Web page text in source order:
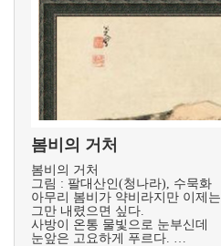
봄비의 거처
봄비의 거처
그림 : 팔대산인(청나라), 수묵화
아무리 봄비가 약비라지만 이제는
그만 내렸으면 싶다.
사방이 온통 물빛으로 눈부신데
눈앞은 고요하게 푸르다. …